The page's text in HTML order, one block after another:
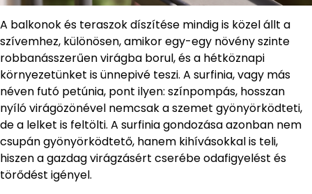
A balkonok és teraszok díszítése mindig is közel állt a
szívemhez, különösen, amikor egy-egy növény szinte
robbanásszerűen virágba borul, és a hétköznapi
környezetünket is ünnepivé teszi. A surfinia, vagy más
néven futó petúnia, pont ilyen: színpompás, hosszan
nyíló virágözönével nemcsak a szemet gyönyörködteti,
de a lelket is feltölti. A surfinia gondozása azonban nem
csupán gyönyörködtető, hanem kihívásokkal is teli,
hiszen a gazdag virágzásért cserébe odafigyelést és
törődést igényel.